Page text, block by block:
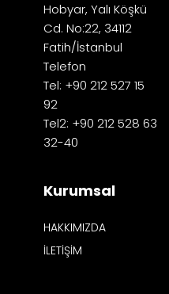
Hobyar, Yalı Köşkü
Cd. No:22, 34112
Fatih/İstanbul
Telefon
Tel: +90 212 527 15
92
Tel2: +90 212 528 63
32-40
Kurumsal
HAKKIMIZDA
İLETİŞİM